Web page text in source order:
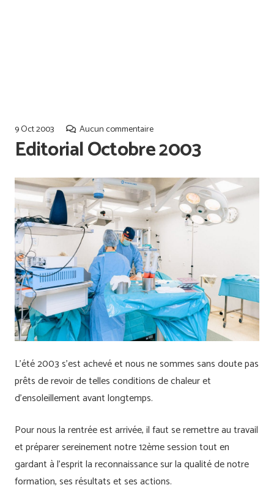
9 Oct 2003 Aucun commentaire
Editorial Octobre 2003
L’été 2003 s’est achevé et nous ne sommes sans doute pas
prêts de revoir de telles conditions de chaleur et
d’ensoleillement avant longtemps.
Pour nous la rentrée est arrivée, il faut se remettre au travail
et préparer sereinement notre 12ème session tout en
gardant à l’esprit la reconnaissance sur la qualité de notre
formation, ses résultats et ses actions.